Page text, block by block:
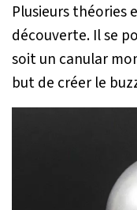
Plusieurs théories
découverte. Il se
soit un canular
but de créer le